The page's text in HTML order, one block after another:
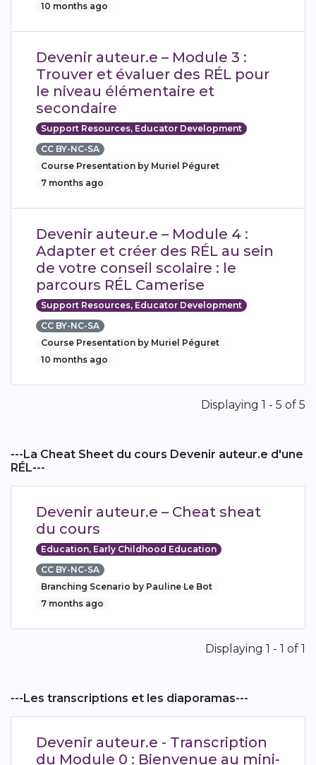
10 months ago
Devenir auteur.e – Module 3 :
Trouver et évaluer des RÉL pour
le niveau élémentaire et
secondaire
Support Resources, Educator Development
CC BY-NC-SA
Course Presentation by Muriel Péguret
7 months ago
Devenir auteur.e – Module 4 :
Adapter et créer des RÉL au sein
de votre conseil scolaire : le
parcours RÉL Camerise
Support Resources, Educator Development
CC BY-NC-SA
Course Presentation by Muriel Péguret
10 months ago
Displaying 1 - 5 of 5
---La Cheat Sheet du cours Devenir auteur.e d'une
RÉL---
Devenir auteur.e – Cheat sheat
du cours
Education, Early Childhood Education
CC BY-NC-SA
Branching Scenario by Pauline Le Bot
7 months ago
Displaying 1 - 1 of 1
---Les transcriptions et les diaporamas---
Devenir auteur.e - Transcription
du Module 0 : Bienvenue au mini-